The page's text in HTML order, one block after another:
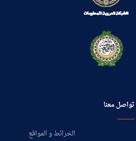
تواصل معنا
الخرائط و المواقع